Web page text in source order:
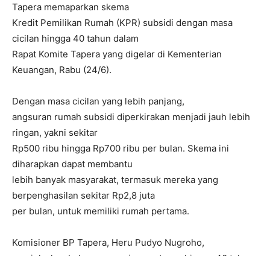
Tapera memaparkan skema
Kredit Pemilikan Rumah (KPR) subsidi dengan masa
cicilan hingga 40 tahun dalam
Rapat Komite Tapera yang digelar di Kementerian
Keuangan, Rabu (24/6).
Dengan masa cicilan yang lebih panjang,
angsuran rumah subsidi diperkirakan menjadi jauh lebih
ringan, yakni sekitar
Rp500 ribu hingga Rp700 ribu per bulan. Skema ini
diharapkan dapat membantu
lebih banyak masyarakat, termasuk mereka yang
berpenghasilan sekitar Rp2,8 juta
per bulan, untuk memiliki rumah pertama.
Komisioner BP Tapera, Heru Pudyo Nugroho,